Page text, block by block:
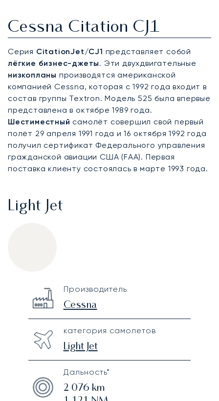
Cessna Citation CJ1
Серия CitationJet/CJ1 представляет собой
лёгкие бизнес-джеты. Эти двухдвигательные
низкопланы производятся американской
компанией Cessna, которая с 1992 года входит в
состав группы Textron. Модель 525 была впервые
представлена в октябре 1989 года.
Шестиместный самолёт совершил свой первый
полёт 29 апреля 1991 года и 16 октября 1992 года
получил сертификат Федерального управления
гражданской авиации США (FAA). Первая
поставка клиенту состоялась в марте 1993 года.
Light Jet
Technical specifications
Производитель
Cessna
категория самолетов
Light Jet
Дальность*
2 076 km